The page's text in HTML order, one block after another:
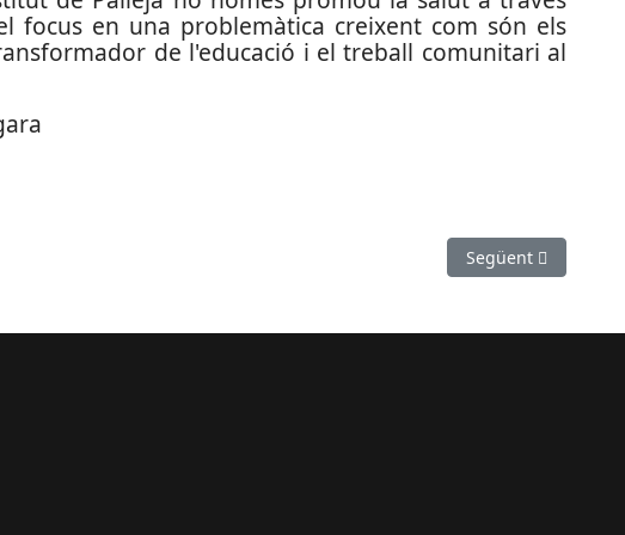
focus en una problemàtica creixent com són els
de l'educació i el treball comunitari al
a ser la seu de la selecció espanyola en el seu camí cap al mundial
Article següent:
Següent